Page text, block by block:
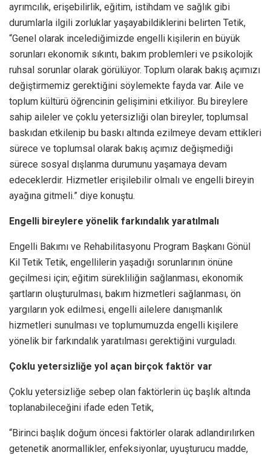
ayrımcılık, erişebilirlik, eğitim, istihdam ve sağlık gibi
durumlarla ilgili zorluklar yaşayabildiklerini belirten Tetik,
“Genel olarak incelediğimizde engelli kişilerin en büyük
sorunları ekonomik sıkıntı, bakım problemleri ve psikolojik
ruhsal sorunlar olarak görülüyor. Toplum olarak bakış açımızı
değiştirmemiz gerektiğini söylemekte fayda var. Aile ve
toplum kültürü öğrencinin gelişimini etkiliyor. Bu bireylere
sahip aileler ve çoklu yetersizliği olan bireyler, toplumsal
baskıdan etkilenip bu baskı altında ezilmeye devam ettikleri
sürece ve toplumsal olarak bakış açımız değişmediği
sürece sosyal dışlanma durumunu yaşamaya devam
edeceklerdir. Hizmetler erişilebilir olmalı ve engelli bireyin
ayağına gitmeli.” diye konuştu.
Engelli bireylere yönelik farkındalık yaratılmalı
Engelli Bakımı ve Rehabilitasyonu Program Başkanı Gönül
Kil Tetik Tetik, engellilerin yaşadığı sorunlarının önüne
geçilmesi için; eğitim sürekliliğin sağlanması, ekonomik
şartların oluşturulması, bakım hizmetleri sağlanması, ön
yargıların yok edilmesi, engelli ailelere danışmanlık
hizmetleri sunulması ve toplumumuzda engelli kişilere
yönelik bir farkındalık yaratılması gerektiğini vurguladı.
Çoklu yetersizliğe yol açan birçok faktör var
Çoklu yetersizliğe sebep olan faktörlerin üç başlık altında
toplanabileceğini ifade eden Tetik,
“Birinci başlık doğum öncesi faktörler olarak adlandırılırken
getenetik anormallikler, enfeksiyonlar, uyuşturucu madde,